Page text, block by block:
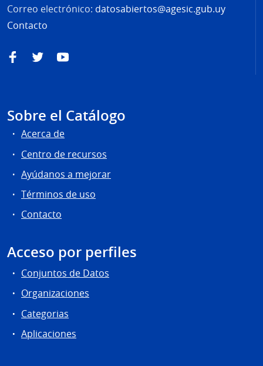
Correo electrónico: datosabiertos@agesic.gub.uy
Contacto
FacebookTwitterYouTube
Sobre el Catálogo
Acerca de
Centro de recursos
Ayúdanos a mejorar
Términos de uso
Contacto
Acceso por perfiles
Conjuntos de Datos
Organizaciones
Categorias
Aplicaciones